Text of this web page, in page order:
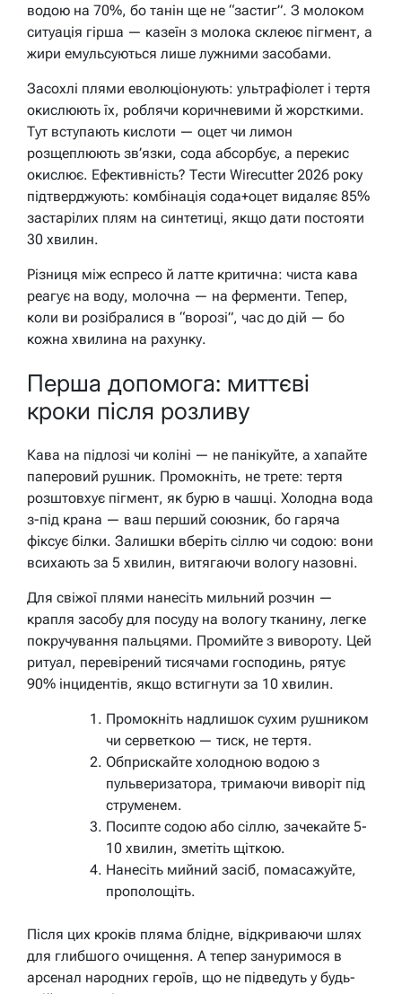
водою на 70%, бо танін ще не “застиг”. З молоком
ситуація гірша — казеїн з молока склеює пігмент, а
жири емульсуються лише лужними засобами.
Засохлі плями еволюціонують: ультрафіолет і тертя
окислюють їх, роблячи коричневими й жорсткими.
Тут вступають кислоти — оцет чи лимон
розщеплюють зв’язки, сода абсорбує, а перекис
окислює. Ефективність? Тести Wirecutter 2026 року
підтверджують: комбінація сода+оцет видаляє 85%
застарілих плям на синтетиці, якщо дати постояти
30 хвилин.
Різниця між еспресо й латте критична: чиста кава
реагує на воду, молочна — на ферменти. Тепер,
коли ви розібралися в “ворозі”, час до дій — бо
кожна хвилина на рахунку.
Перша допомога: миттєві
кроки після розливу
Кава на підлозі чи коліні — не панікуйте, а хапайте
паперовий рушник. Промокніть, не трете: тертя
розштовхує пігмент, як бурю в чашці. Холодна вода
з-під крана — ваш перший союзник, бо гаряча
фіксує білки. Залишки вберіть сіллю чи содою: вони
всихають за 5 хвилин, витягаючи вологу назовні.
Для свіжої плями нанесіть мильний розчин —
крапля засобу для посуду на вологу тканину, легке
покручування пальцями. Промийте з вивороту. Цей
ритуал, перевірений тисячами господинь, рятує
90% інцидентів, якщо встигнути за 10 хвилин.
Промокніть надлишок сухим рушником
чи серветкою — тиск, не тертя.
Обприскайте холодною водою з
пульверизатора, тримаючи виворіт під
струменем.
Посипте содою або сіллю, зачекайте 5-
10 хвилин, зметіть щіткою.
Нанесіть мийний засіб, помасажуйте,
прополощіть.
Після цих кроків пляма блідне, відкриваючи шлях
для глибшого очищення. А тепер зануримося в
арсенал народних героїв, що не підведуть у будь-